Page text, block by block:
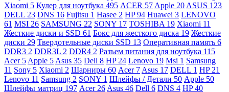
Xiaomi 5 Кулер для ноутбука 495 ACER 57 Apple 20 ASUS 123
DELL 23 DNS 16 Fujitsu 1 Hasee 2 HP94 Huawei 3 LENOVO
61 MSI 26 SAMSUNG 22 SONY 17 TOSHIBA 19 Xiaomi 11
Жесткие диски и SSD 61 Бокс для жесткого диска 19 Жесткие
диски 29 Твердотельные диски SSD 13 Оперативная память 6
DDR3 2 DDR3L 2 DDR4 2 Разъем питания для ноутбука 115
Acer 5 Apple 5 Asus 35 Dell 8 HP 24 Lenovo 19 Msi 1 Samsung
11 Sony 5 Xiaomi 2 Шарниры 60 Acer 7 Asus 17 DELL 1 HP 21
Lenovo 11 Samsung 2 SONY 1 Шлейфы / Детали 50 Apple 50
Шлейфы матриц 197 Acer 26 Asus 46 Dell 6 DNS 4 HP40